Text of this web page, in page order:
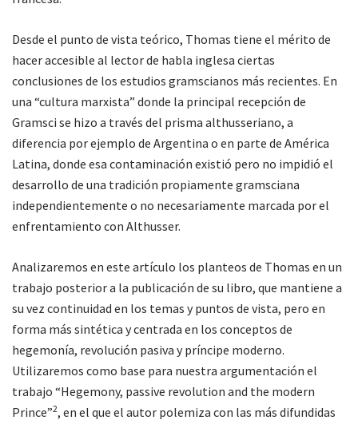
Desde el punto de vista teórico, Thomas tiene el mérito de
hacer accesible al lector de habla inglesa ciertas
conclusiones de los estudios gramscianos más recientes. En
una “cultura marxista” donde la principal recepción de
Gramsci se hizo a través del prisma althusseriano, a
diferencia por ejemplo de Argentina o en parte de América
Latina, donde esa contaminación existió pero no impidió el
desarrollo de una tradición propiamente gramsciana
independientemente o no necesariamente marcada por el
enfrentamiento con Althusser.
Analizaremos en este artículo los planteos de Thomas en un
trabajo posterior a la publicación de su libro, que mantiene a
su vez continuidad en los temas y puntos de vista, pero en
forma más sintética y centrada en los conceptos de
hegemonía, revolución pasiva y príncipe moderno.
Utilizaremos como base para nuestra argumentación el
trabajo “Hegemony, passive revolution and the modern
Prince”2, en el que el autor polemiza con las más difundidas